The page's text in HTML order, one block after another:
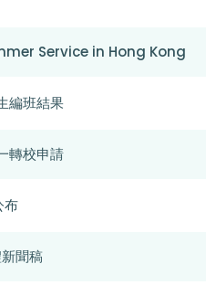
Service in Hong Kong
編班結果
轉校申請
布
聞稿